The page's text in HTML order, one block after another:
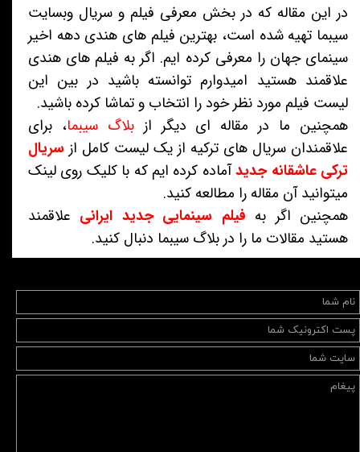
در این مقاله که در بخش معرفی فیلم و سریال وبسایت
سیبما تهیه شده است، بهترین فیلم های هندی دهه اخیر
سینمای جهان را معرفی کرده ایم. اگر به فیلم های هندی
علاقمند هستید امیدوارم توانسته باشید در بین این
لیست فیلم مورد نظر خود را انتخاب و تماشا کرده باشید.
همچنین ما در مقاله ای دیگر ازبلاگ سیبما، برای
علاقمندان سریال های ترکیه از یک لیست کامل از سریال
ترکی عاشقانه جدیدآماده کرده ایم که با کلیک روی لینک
میتوانید آن مقاله را مطالعه کنید.
همچنین اگر به فیلم سینمایی جدید ایرانی علاقمند
هستید مقالات ما را در بلاگ سیبما دنبال کنید.